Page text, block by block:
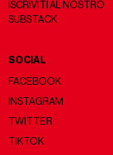
ISCRIVITI AL NOSTRO
SUBSTACK
SOCIAL
FACEBOOK
INSTAGRAM
TWITTER
TIKTOK